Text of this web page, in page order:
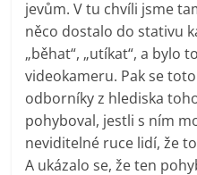
jevům. V tu chvíli jsme
něco dostalo do stativu
„běhat“, „utíkat“, a bylo
videokameru. Pak se
odborníky z hlediska
pohyboval, jestli s ním
neviditelné ruce lidí, že
A ukázalo se, že ten